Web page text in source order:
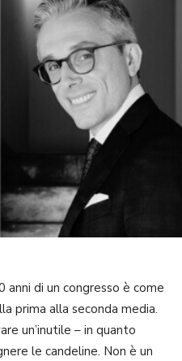
di un congresso è come
prima alla seconda media.
un’inutile – in quanto
le candeline. Non è un